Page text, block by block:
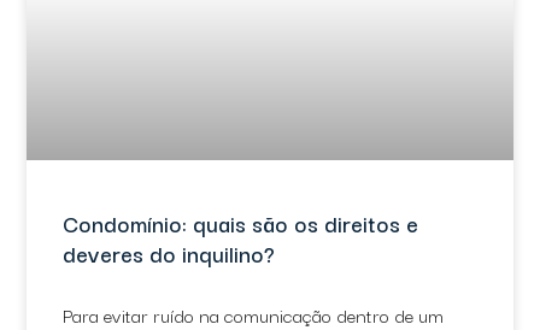
Condomínio: quais são os direitos e
deveres do inquilino?
Para evitar ruído na comunicação dentro de um